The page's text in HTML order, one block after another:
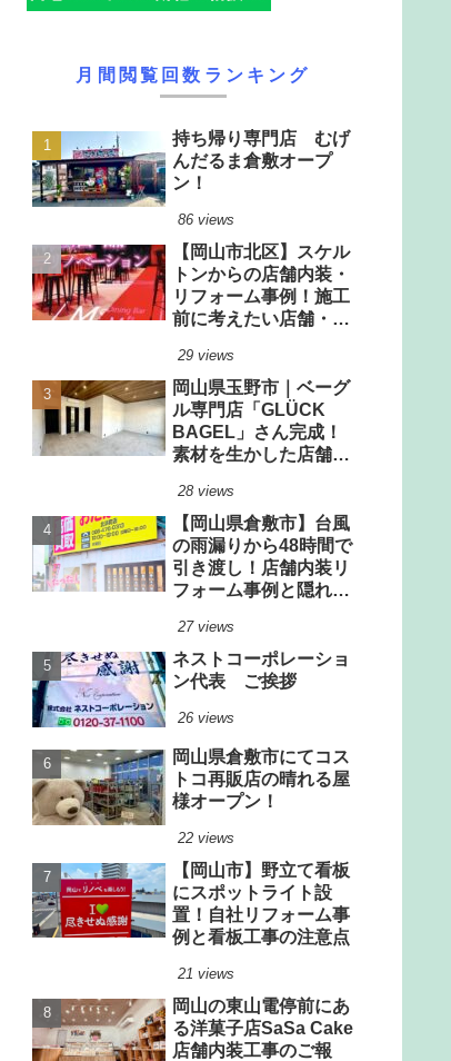
月間閲覧回数ランキング
持ち帰り専門店 むげ
んだるま倉敷オープ
ン！
86 views
【岡山市北区】スケル
トンからの店舗内装・
リフォーム事例！施工
前に考えたい店舗・厨
29 views
岡山県玉野市｜ベーグ
ル専門店「GLÜCK
BAGEL」さん完成！
素材を生かした店舗改
28 views
【岡山県倉敷市】台風
の雨漏りから48時間で
引き渡し！店舗内装リ
フォーム事例と隠れた
方
27 views
ネストコーポレーショ
ン代表 ご挨拶
26 views
岡山県倉敷市にてコス
トコ再販店の晴れる屋
様オープン！
22 views
【岡山市】野立て看板
にスポットライト設
置！自社リフォーム事
例と看板工事の注意点
21 views
岡山の東山電停前にあ
る洋菓子店SaSa Cake
店舗内装工事のご報